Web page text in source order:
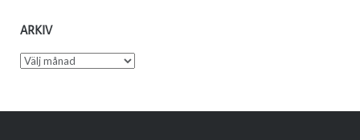
ARKIV
Arkiv